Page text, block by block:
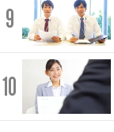
9
10